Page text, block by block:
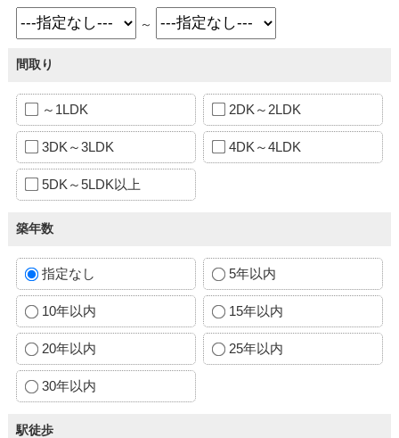
～
間取り
～1LDK 2DK～2LDK
3DK～3LDK 4DK～4LDK
5DK～5LDK以上
築年数
指定なし 5年以内
10年以内 15年以内
20年以内 25年以内
30年以内
駅徒歩